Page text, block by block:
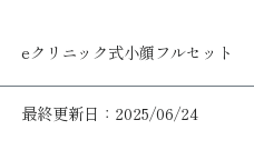
eクリニック式小顔フルセット
最終更新日：2025/06/24